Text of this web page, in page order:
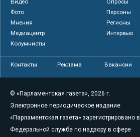
Видео
Опросы
Фото
Персоны
Мнения
Регионы
Медиацентр
Интервью
Колумнисты
Контакты Реклама Вакансии
© «Парламентская газета», 2026 г.
Электронное периодическое издание
«Парламентская газета» зарегистрировано в
Федеральной службе по надзору в сфере